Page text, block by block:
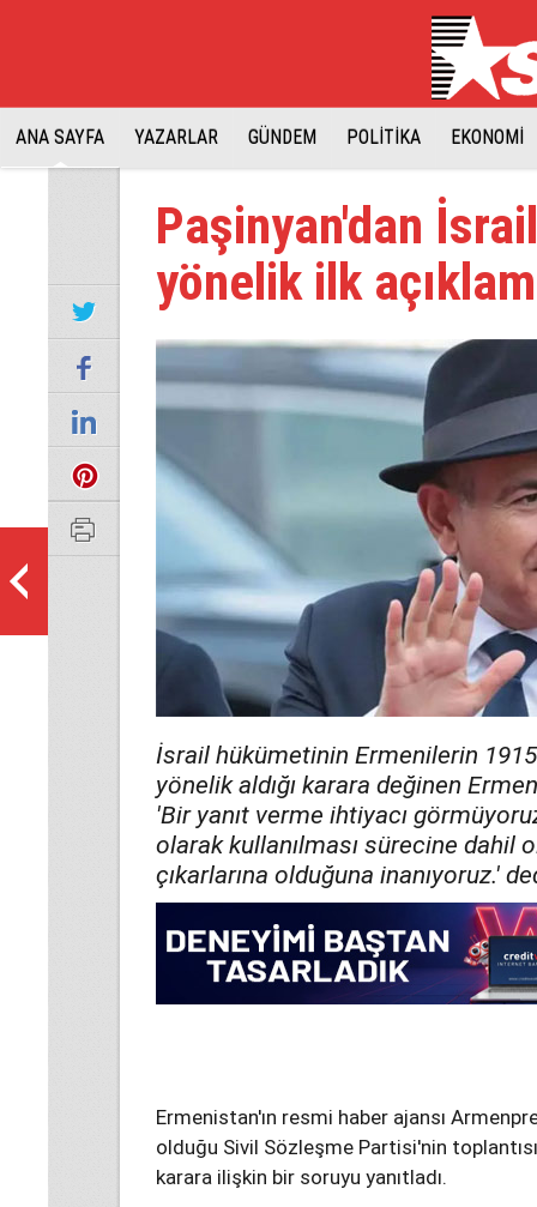
ANA SAYFA YAZARLAR GÜNDEM POLİTİKA EKONOMİ
Paşinyan'dan
yönelik ilk
İsrail hükümetinin Ermenilerin
yönelik aldığı karara değinen
'Bir yanıt verme ihtiyacı
olarak kullanılması sürecine dahil
çıkarlarına olduğuna inanıyoruz.'
Ermenistan'ın resmi haber ajansı
olduğu Sivil Sözleşme Partisi'nin
karara ilişkin bir soruyu yanıtladı.